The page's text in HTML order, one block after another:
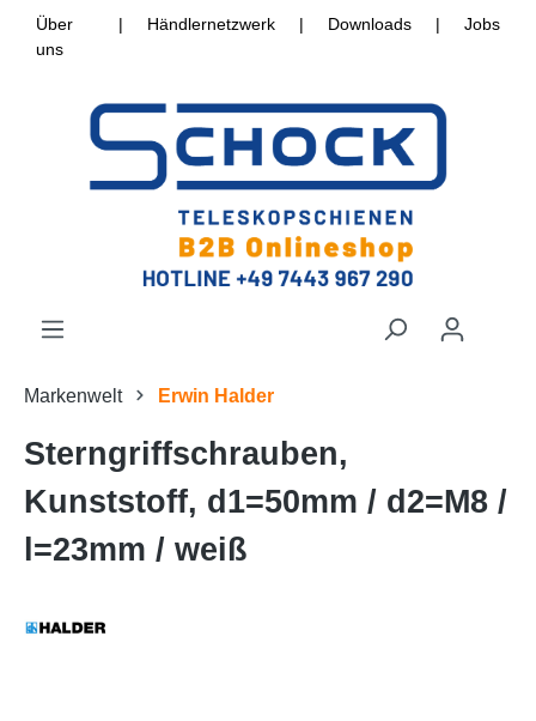
Über
uns
| Händlernetzwerk | Downloads | Jobs
Markenwelt Erwin Halder
Sterngriffschrauben,
Kunststoff, d1=50mm / d2=M8 /
l=23mm / weiß